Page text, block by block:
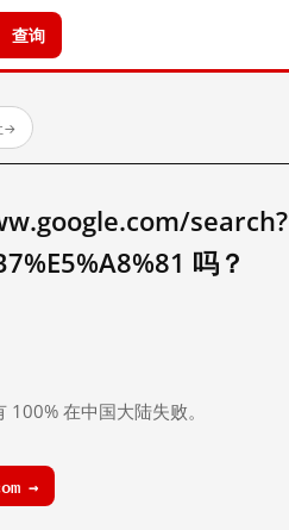
查询
→
search?
吗？
在中国大陆失败。
→